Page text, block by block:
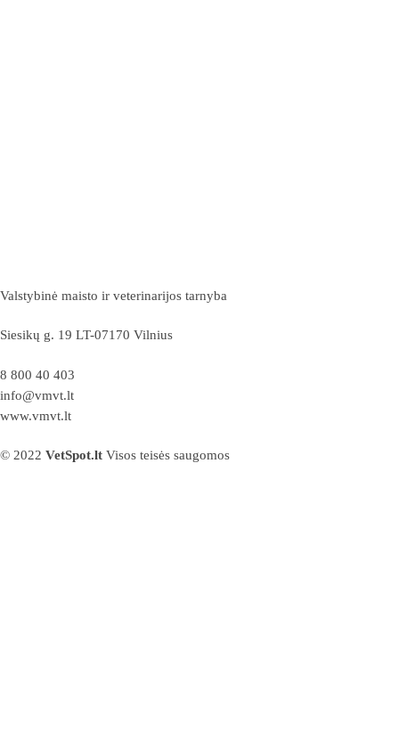
Valstybinė maisto ir veterinarijos tarnyba
Siesikų g. 19 LT-07170 Vilnius
8 800 40 403
info@vmvt.lt
www.vmvt.lt
© 2022 VetSpot.lt Visos teisės saugomos